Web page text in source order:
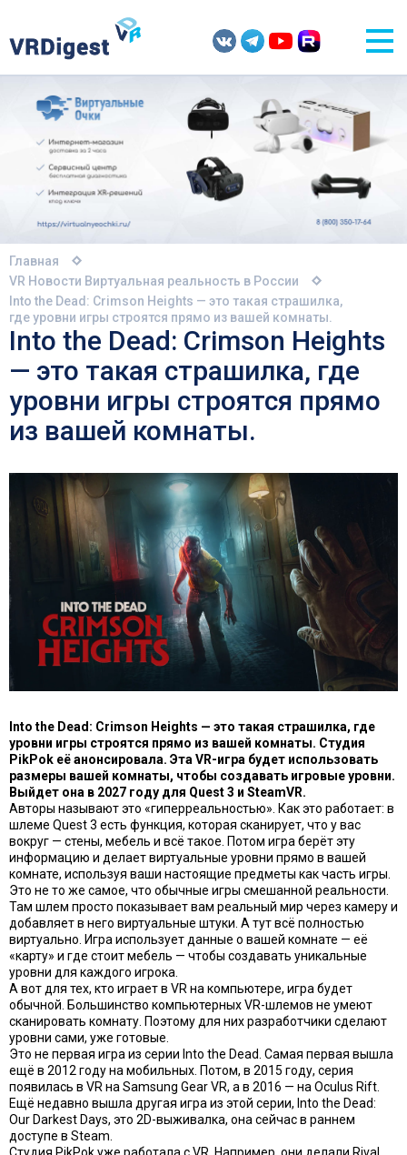
Главная
VR Новости Виртуальная реальность в России
Into the Dead: Crimson Heights — это такая страшилка,
где уровни игры строятся прямо из вашей комнаты.
Into the Dead: Crimson Heights
— это такая страшилка, где
уровни игры строятся прямо
из вашей комнаты.
Into the Dead: Crimson Heights — это такая страшилка, где
уровни игры строятся прямо из вашей комнаты. Студия
PikPok её анонсировала. Эта VR-игра будет использовать
размеры вашей комнаты, чтобы создавать игровые уровни.
Выйдет она в 2027 году для Quest 3 и SteamVR.
Авторы называют это «гиперреальностью». Как это работает: в
шлеме Quest 3 есть функция, которая сканирует, что у вас
вокруг — стены, мебель и всё такое. Потом игра берёт эту
информацию и делает виртуальные уровни прямо в вашей
комнате, используя ваши настоящие предметы как часть игры.
Это не то же самое, что обычные игры смешанной реальности.
Там шлем просто показывает вам реальный мир через камеру и
добавляет в него виртуальные штуки. А тут всё полностью
виртуально. Игра использует данные о вашей комнате — её
«карту» и где стоит мебель — чтобы создавать уникальные
уровни для каждого игрока.
А вот для тех, кто играет в VR на компьютере, игра будет
обычной. Большинство компьютерных VR-шлемов не умеют
сканировать комнату. Поэтому для них разработчики сделают
уровни сами, уже готовые.
Это не первая игра из серии Into the Dead. Самая первая вышла
ещё в 2012 году на мобильных. Потом, в 2015 году, серия
появилась в VR на Samsung Gear VR, а в 2016 — на Oculus Rift.
Ещё недавно вышла другая игра из этой серии, Into the Dead:
Our Darkest Days, это 2D-выживалка, она сейчас в раннем
доступе в Steam.